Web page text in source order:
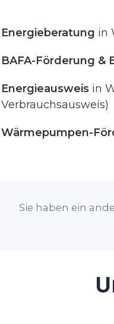
Energieberatung in
BAFA-Förderung &
Energieausweis in
Verbrauchsausweis)
Wärmepumpen-
Sie haben ein